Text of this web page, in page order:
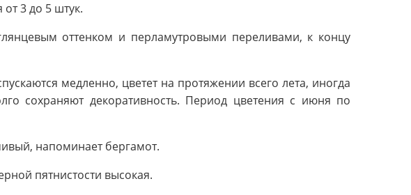
3 до 5 штук.
оттенком и перламутровыми переливами, к концу
медленно, цветет на протяжении всего лета, иногда
сохраняют декоративность. Период цветения с июня по
напоминает бергамот.
пятнистости высокая.